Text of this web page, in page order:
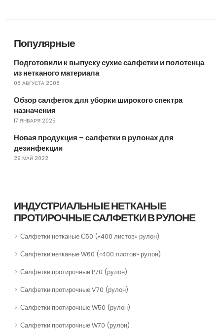
Популярные
Подготовили к выпуску сухие салфетки и полотенца
из нетканого материала
08 АВГУСТА 2008
Обзор салфеток для уборки широкого спектра
назначения
17 ЯНВАРЯ 2025
Новая продукция – салфетки в рулонах для
дезинфекции
29 МАЙ 2022
ИНДУСТРИАЛЬНЫЕ НЕТКАНЫЕ
ПРОТИРОЧНЫЕ САЛФЕТКИ В РУЛОНЕ
Салфетки нетканые С50 («400 листов» рулон)
Салфетки нетканые W60 («400 листов» рулон)
Салфетки протирочные P70 (рулон)
Салфетки протирочные V70 (рулон)
Салфетки протирочные W50 (рулон)
Салфетки протирочные W70 (рулон)